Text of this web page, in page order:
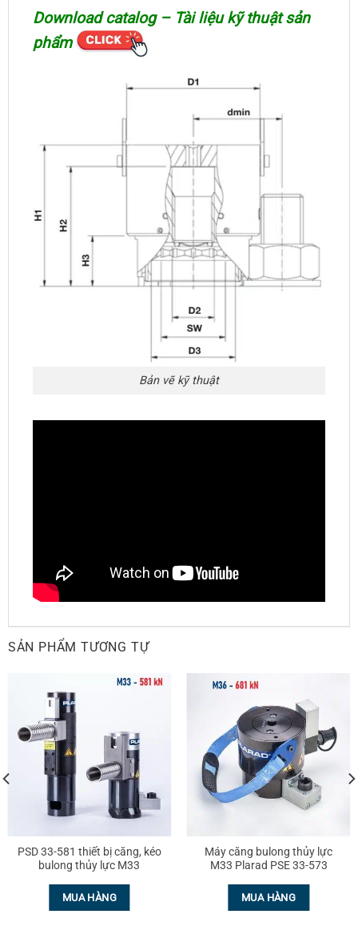
Download catalog – Tài liệu kỹ thuật sản
phẩm
Bản vẽ kỹ thuật
SẢN PHẨM TƯƠNG TỰ
PSD 33-581 thiết bị căng, kéo
bulong thủy lực M33
MUA HÀNG
Máy căng bulong thủy lực
M33 Plarad PSE 33-573
MUA HÀNG